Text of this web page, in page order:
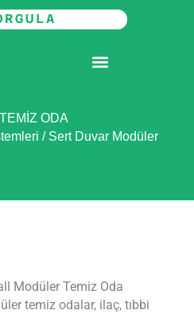
ODA
/ Sert Duvar Modüler
Modüler Temiz Oda
temiz odalar, ilaç, tıbbi